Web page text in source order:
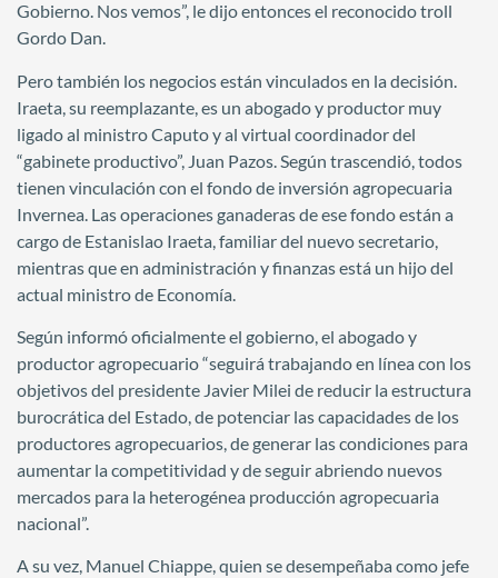
Gobierno. Nos vemos”, le dijo entonces el reconocido troll
Gordo Dan.
Pero también los negocios están vinculados en la decisión.
Iraeta, su reemplazante, es un abogado y productor muy
ligado al ministro Caputo y al virtual coordinador del
“gabinete productivo”, Juan Pazos. Según trascendió, todos
tienen vinculación con el fondo de inversión agropecuaria
Invernea. Las operaciones ganaderas de ese fondo están a
cargo de Estanislao Iraeta, familiar del nuevo secretario,
mientras que en administración y finanzas está un hijo del
actual ministro de Economía.
Según informó oficialmente el gobierno, el abogado y
productor agropecuario “seguirá trabajando en línea con los
objetivos del presidente Javier Milei de reducir la estructura
burocrática del Estado, de potenciar las capacidades de los
productores agropecuarios, de generar las condiciones para
aumentar la competitividad y de seguir abriendo nuevos
mercados para la heterogénea producción agropecuaria
nacional”.
A su vez, Manuel Chiappe, quien se desempeñaba como jefe